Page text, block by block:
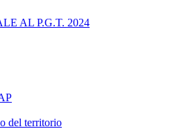
AL P.G.T. 2024
del territorio